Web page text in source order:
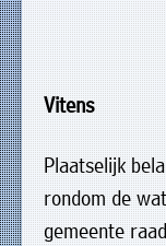
Vitens
Plaatselijk
rondom de
gemeente